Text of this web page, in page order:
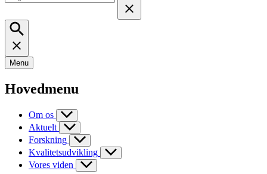
Menu
Hovedmenu
Om os
Aktuelt
Forskning
Kvalitetsudvikling
Vores viden